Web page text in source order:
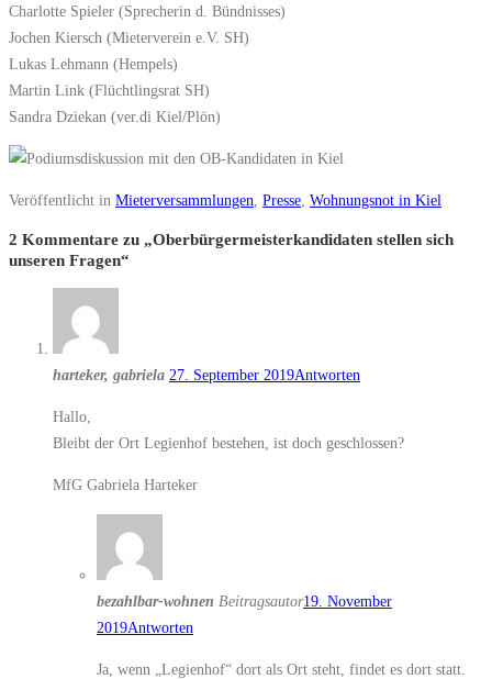
Charlotte Spieler (Sprecherin d. Bündnisses)
Jochen Kiersch (Mieterverein e.V. SH)
Lukas Lehmann (Hempels)
Martin Link (Flüchtlingsrat SH)
Sandra Dziekan (ver.di Kiel/Plön)
Veröffentlicht in Mieterversammlungen Presse Wohnungsnot in Kiel
2 Kommentare zu „Oberbürgermeisterkandidaten stellen sich
unseren Fragen“
harteker, gabriela 27. September 2019Antworten
Hallo,
Bleibt der Ort Legienhof bestehen, ist doch geschlossen?
MfG Gabriela Harteker
bezahlbar-wohnen Beitragsautor19. November
2019Antworten
Ja, wenn „Legienhof“ dort als Ort steht, findet es dort statt.